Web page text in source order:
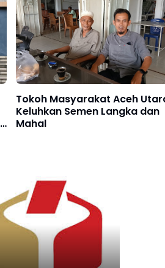
Tokoh Masyarakat Aceh
Keluhkan Semen Langka dan
Mahal